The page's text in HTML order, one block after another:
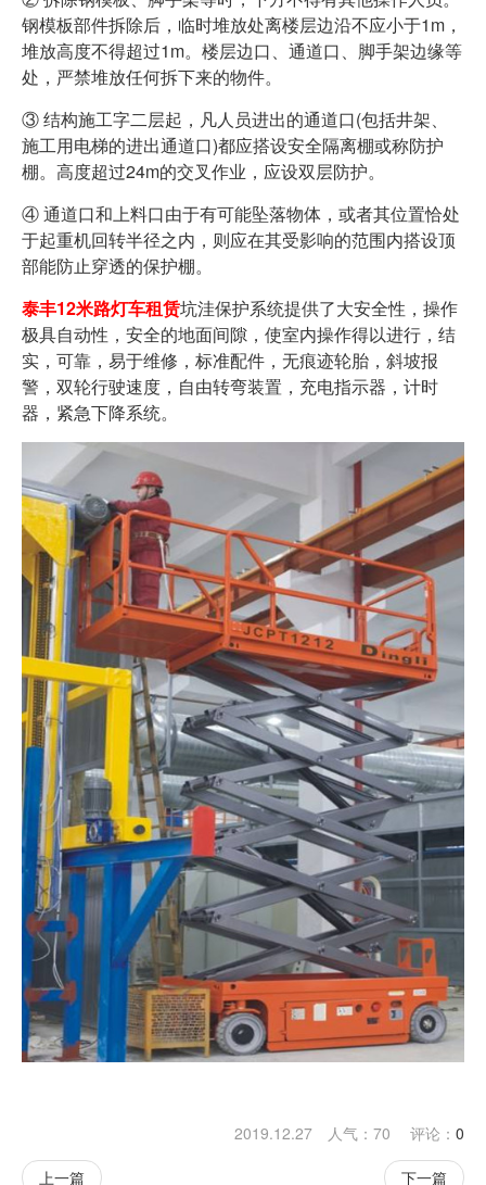
钢模板部件拆除后，临时堆放处离楼层边沿不应小于1m，
堆放高度不得超过1m。楼层边口、通道口、脚手架边缘等
处，严禁堆放任何拆下来的物件。
③ 结构施工字二层起，凡人员进出的通道口(包括井架、
施工用电梯的进出通道口)都应搭设安全隔离棚或称防护
棚。高度超过24m的交叉作业，应设双层防护。
④ 通道口和上料口由于有可能坠落物体，或者其位置恰处
于起重机回转半径之内，则应在其受影响的范围内搭设顶
部能防止穿透的保护棚。
泰丰12米路灯车租赁坑洼保护系统提供了大安全性，操作
极具自动性，安全的地面间隙，使室内操作得以进行，结
实，可靠，易于维修，标准配件，无痕迹轮胎，斜坡报
警，双轮行驶速度，自由转弯装置，充电指示器，计时
器，紧急下降系统。
2019.12.27 人气： 70 评论： 0
上一篇 下一篇